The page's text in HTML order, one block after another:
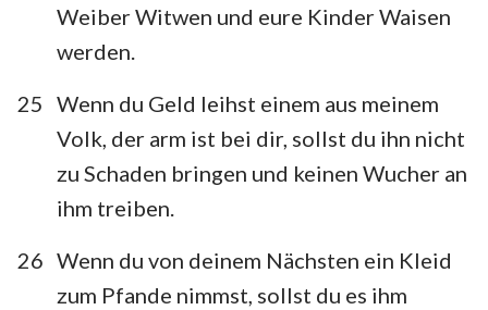
Weiber Witwen und eure Kinder Waisen
werden.
25 Wenn du Geld leihst einem aus meinem
Volk, der arm ist bei dir, sollst du ihn nicht
zu Schaden bringen und keinen Wucher an
ihm treiben.
26 Wenn du von deinem Nächsten ein Kleid
zum Pfande nimmst, sollst du es ihm